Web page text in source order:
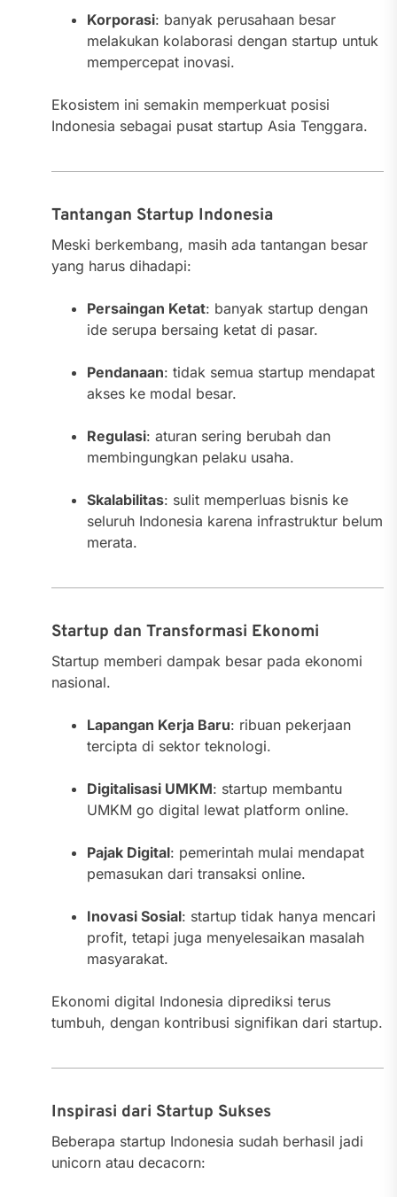
Korporasi: banyak perusahaan besar
melakukan kolaborasi dengan startup untuk
mempercepat inovasi.
Ekosistem ini semakin memperkuat posisi
Indonesia sebagai pusat startup Asia Tenggara.
Tantangan Startup Indonesia
Meski berkembang, masih ada tantangan besar
yang harus dihadapi:
Persaingan Ketat: banyak startup dengan
ide serupa bersaing ketat di pasar.
Pendanaan: tidak semua startup mendapat
akses ke modal besar.
Regulasi: aturan sering berubah dan
membingungkan pelaku usaha.
Skalabilitas: sulit memperluas bisnis ke
seluruh Indonesia karena infrastruktur belum
merata.
Startup dan Transformasi Ekonomi
Startup memberi dampak besar pada ekonomi
nasional.
Lapangan Kerja Baru: ribuan pekerjaan
tercipta di sektor teknologi.
Digitalisasi UMKM: startup membantu
UMKM go digital lewat platform online.
Pajak Digital: pemerintah mulai mendapat
pemasukan dari transaksi online.
Inovasi Sosial: startup tidak hanya mencari
profit, tetapi juga menyelesaikan masalah
masyarakat.
Ekonomi digital Indonesia diprediksi terus
tumbuh, dengan kontribusi signifikan dari startup.
Inspirasi dari Startup Sukses
Beberapa startup Indonesia sudah berhasil jadi
unicorn atau decacorn: